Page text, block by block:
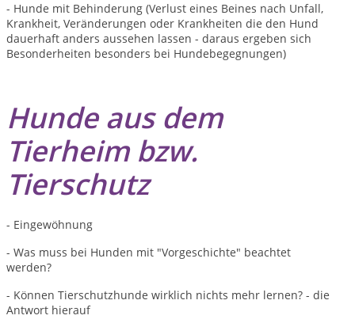
- Hunde mit Behinderung (Verlust eines Beines nach Unfall,
Krankheit, Veränderungen oder Krankheiten die den Hund
dauerhaft anders aussehen lassen - daraus ergeben sich
Besonderheiten besonders bei Hundebegegnungen)
Hunde aus dem
Tierheim bzw.
Tierschutz
- Eingewöhnung
- Was muss bei Hunden mit "Vorgeschichte" beachtet
werden?
- Können Tierschutzhunde wirklich nichts mehr lernen? - die
Antwort hierauf